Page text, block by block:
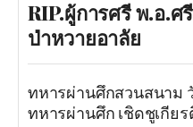
RIP.ผู้การศรี พ.อ.
ป่าหวายอาลัย
ทหารผ่านศึกสวนสนาม
ทหารผ่านศึก เชิดชูเกีย